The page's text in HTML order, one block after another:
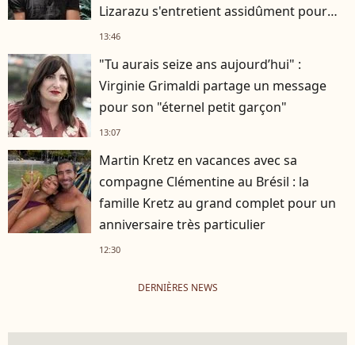
Lizarazu s'entretient assidûment pour
rester musclé à 56 ans ?
13:46
"Tu aurais seize ans aujourd’hui" :
Virginie Grimaldi partage un message
pour son "éternel petit garçon"
13:07
Martin Kretz en vacances avec sa
compagne Clémentine au Brésil : la
famille Kretz au grand complet pour un
anniversaire très particulier
12:30
DERNIÈRES NEWS